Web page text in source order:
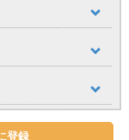
ください。
は必ず公式LINEのご登
登録